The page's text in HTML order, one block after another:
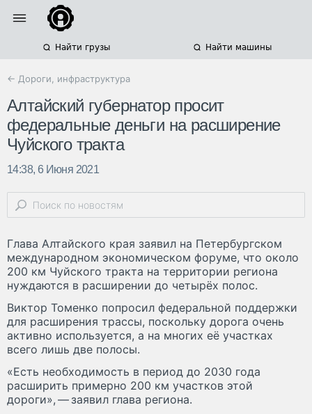
Найти грузы Найти машины
← Дороги, инфраструктура
Алтайский губернатор просит
федеральные деньги на расширение
Чуйского тракта
14:38, 6 Июня 2021
Глава Алтайского края заявил на Петербургском
международном экономическом форуме, что около
200 км Чуйского тракта на территории региона
нуждаются в расширении до четырёх полос.
Виктор Томенко попросил федеральной поддержки
для расширения трассы, поскольку дорога очень
активно используется, а на многих её участках
всего лишь две полосы.
«Есть необходимость в период до 2030 года
расширить примерно 200 км участков этой
дороги», — заявил глава региона.